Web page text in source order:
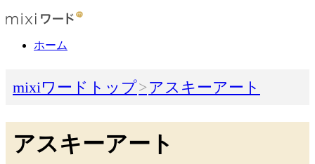
ホーム
mixiワードトップ アスキーアート
アスキーアート